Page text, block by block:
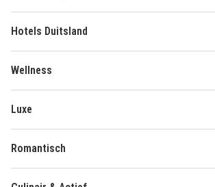
Hotels Duitsland
Wellness
Luxe
Romantisch